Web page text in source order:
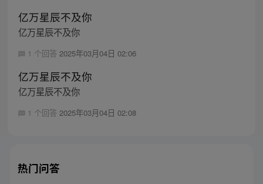
亿万星辰不及你
亿万星辰不及你
1 个回答 2025年03月04日 02:06
亿万星辰不及你
亿万星辰不及你
1 个回答 2025年03月04日 02:08
热门问答